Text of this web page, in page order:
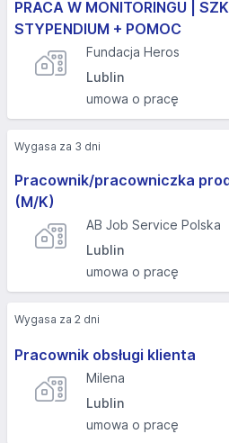
PRACA W MONITORINGU |
STYPENDIUM + POMOC
Fundacja Heros
Lublin
umowa o pracę
Pracownik/pracowniczka
(M/K)
AB Job Service Polska
Lublin
umowa o pracę
Wygasa za 3 dni
Pracownik obsługi klienta
Milena
Lublin
umowa o pracę
Wygasa za 2 dni